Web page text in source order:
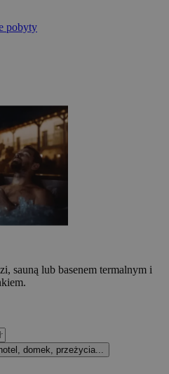
pobyty
sauną lub basenem termalnym i
domek, przeżycia...